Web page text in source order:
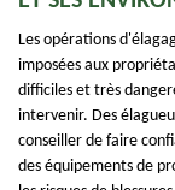
Les opérations
imposées aux
difficiles et très
intervenir. Des
conseiller de faire
des équipements de